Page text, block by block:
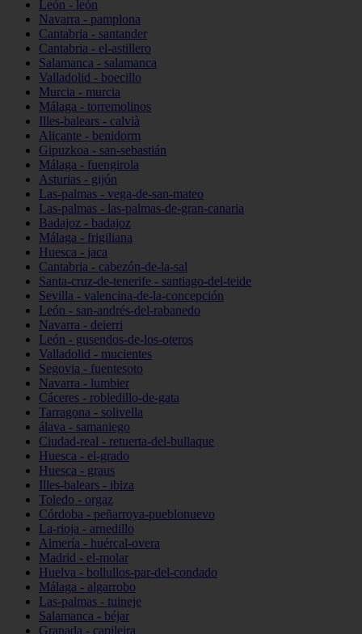
León - león
Navarra - pamplona
Cantabria - santander
Cantabria - el-astillero
Salamanca - salamanca
Valladolid - boecillo
Murcia - murcia
Málaga - torremolinos
Illes-balears - calvià
Alicante - benidorm
Gipuzkoa - san-sebastián
Málaga - fuengirola
Asturias - gijón
Las-palmas - vega-de-san-mateo
Las-palmas - las-palmas-de-gran-canaria
Badajoz - badajoz
Málaga - frigiliana
Huesca - jaca
Cantabria - cabezón-de-la-sal
Santa-cruz-de-tenerife - santiago-del-teide
Sevilla - valencina-de-la-concepción
León - san-andrés-del-rabanedo
Navarra - deierri
León - gusendos-de-los-oteros
Valladolid - mucientes
Segovia - fuentesoto
Navarra - lumbier
Cáceres - robledillo-de-gata
Tarragona - solivella
álava - samaniego
Ciudad-real - retuerta-del-bullaque
Huesca - el-grado
Huesca - graus
Illes-balears - ibiza
Toledo - orgaz
Córdoba - peñarroya-pueblonuevo
La-rioja - arnedillo
Almería - huércal-overa
Madrid - el-molar
Huelva - bollullos-par-del-condado
Málaga - algarrobo
Las-palmas - tuineje
Salamanca - béjar
Granada - capileira